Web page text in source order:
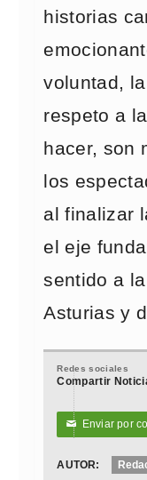
historias
voluntad,
respeto a
hacer, son
los
al finalizar
el eje
sentido a
Asturias y
Redes sociales
Compartir
✉ Enviar por
AUTOR: